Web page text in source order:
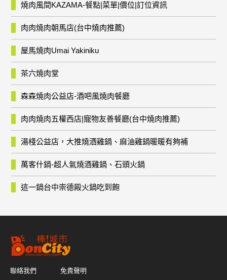
燒肉風間KAZAMA-餐點|菜單|價位|訂位資訊
肉肉燒肉朝馬店(台中燒肉推薦)
屋馬燒肉Umai Yakiniku
茶六燒肉堂
森森燒肉公益店-酒吧風燒肉餐廳
肉肉燒肉五權西店|寵物友善餐廳(台中燒肉推薦)
湯棧公益店，大推燒酒雞鍋、麻油雞鍋暖暖有夠補
萬客什鍋-超人氣燒酒雞鍋、石頭火鍋
這一鍋台中崇德殿火鍋吃到飽
聯絡我們 免責聲明